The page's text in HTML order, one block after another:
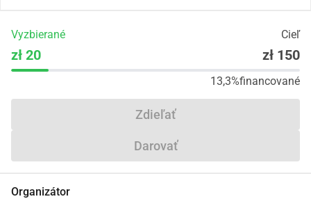
Vyzbierané Cieľ
zł 20 zł 150
13,3%financované
Zdieľať
Darovať
Organizátor